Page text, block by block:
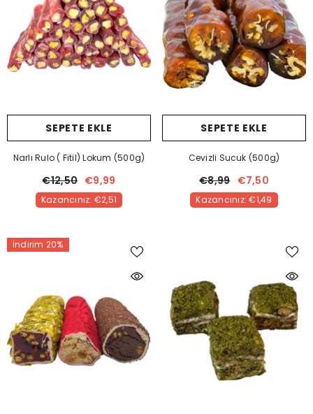
SEPETE EKLE
Narlı Rulo ( Fitil) Lokum (500g)
€12,50 €9,99
Kazancınız: €2,51
SEPETE EKLE
Cevizli Sucuk (500g)
€8,99 €7,50
Kazancınız: €1,49
İndirim 20%